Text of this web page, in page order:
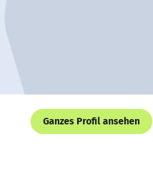
Ganzes Profil ansehen